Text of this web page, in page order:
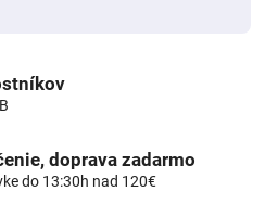
doprava zadarmo
do 13:30h nad 120€